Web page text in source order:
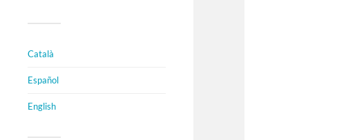
Català
Español
English